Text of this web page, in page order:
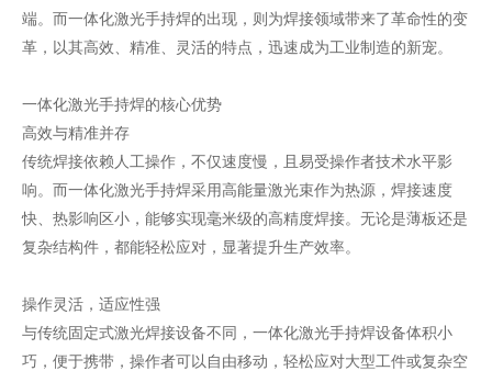
端。而一体化激光手持焊的出现，则为焊接领域带来了革命性的变
革，以其高效、精准、灵活的特点，迅速成为工业制造的新宠。
一体化激光手持焊的核心优势
高效与精准并存
传统焊接依赖人工操作，不仅速度慢，且易受操作者技术水平影
响。而一体化激光手持焊采用高能量激光束作为热源，焊接速度
快、热影响区小，能够实现毫米级的高精度焊接。无论是薄板还是
复杂结构件，都能轻松应对，显著提升生产效率。
操作灵活，适应性强
与传统固定式激光焊接设备不同，一体化激光手持焊设备体积小
巧，便于携带，操作者可以自由移动，轻松应对大型工件或复杂空